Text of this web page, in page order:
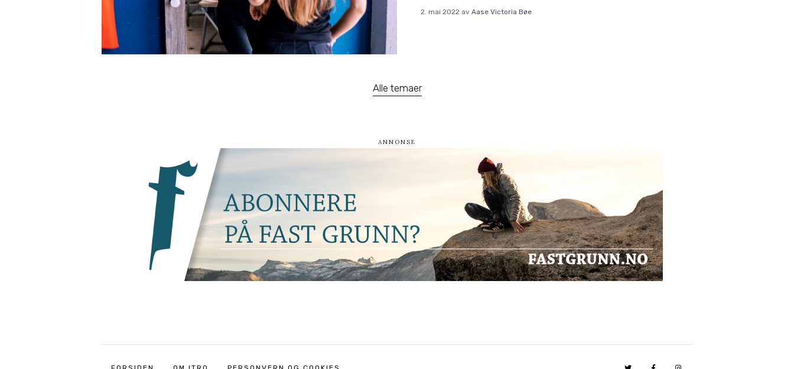
2. mai 2022 av Aase Victoria Bøe
Alle temaer